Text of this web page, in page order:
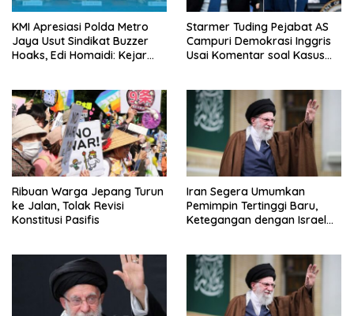
KMI Apresiasi Polda Metro
Jaya Usut Sindikat Buzzer
Hoaks, Edi Homaidi: Kejar
Starmer Tuding Pejabat AS
Campuri Demokrasi Inggris
Usai Komentar soal Kasus
Ribuan Warga Jepang Turun
ke Jalan, Tolak Revisi
Konstitusi Pasifis
Iran Segera Umumkan
Pemimpin Tertinggi Baru,
Ketegangan dengan Israel